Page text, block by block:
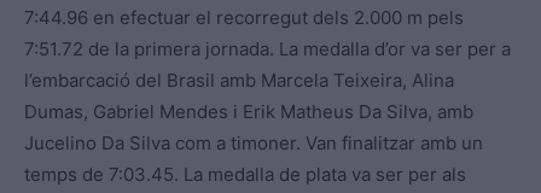
7:44.96 en efectuar el recorregut dels 2.000 m pels
7:51.72 de la primera jornada. La medalla d’or va ser per a
l’embarcació del Brasil amb Marcela Teixeira, Alina
Dumas, Gabriel Mendes i Erik Matheus Da Silva, amb
Jucelino Da Silva com a timoner. Van finalitzar amb un
temps de 7:03.45. La medalla de plata va ser per als